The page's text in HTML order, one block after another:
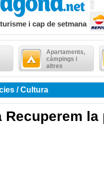
i cap de setmana
Apartaments,
càmpings i
altres
/ Cultura
Recuperem la